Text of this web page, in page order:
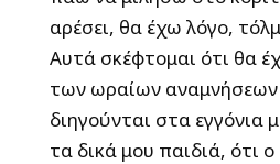
αρέσει, θα έχω λόγο,
Αυτά σκέφτομαι ότι θα
των ωραίων
διηγούνται στα εγγόνια
τα δικά μου παιδιά, ότι